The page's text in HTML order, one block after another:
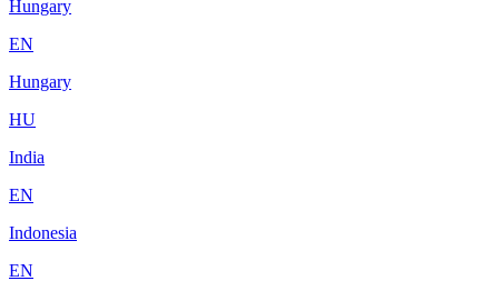
Hungary
EN
Hungary
HU
India
EN
Indonesia
EN